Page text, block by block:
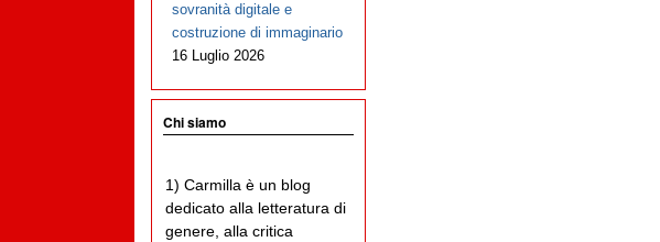
sovranità digitale e
costruzione di immaginario
16 Luglio 2026
Chi siamo
1) Carmilla è un blog
dedicato alla letteratura di
genere, alla critica